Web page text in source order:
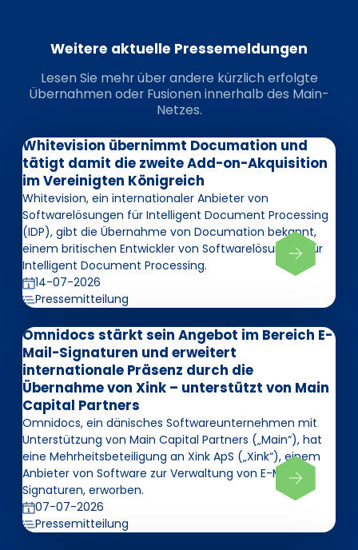
Weitere aktuelle Pressemeldungen
Lesen Sie mehr über andere kürzlich erfolgte
Übernahmen oder Fusionen innerhalb des Main-
Netzes.
Whitevision übernimmt Documation und
tätigt damit die zweite Add-on-Akquisition
im Vereinigten Königreich
Whitevision, ein internationaler Anbieter von
Softwarelösungen für Intelligent Document Processing
(IDP), gibt die Übernahme von Documation bekannt,
einem britischen Entwickler von Softwarelösungen für
Intelligent Document Processing.
14-07-2026
Pressemitteilung
Omnidocs stärkt sein Angebot im Bereich E-
Mail-Signaturen und erweitert
internationale Präsenz durch die
Übernahme von Xink – unterstützt von Main
Capital Partners
Omnidocs, ein dänisches Softwareunternehmen mit
Unterstützung von Main Capital Partners („Main“), hat
eine Mehrheitsbeteiligung an Xink ApS („Xink“), einem
Anbieter von Software zur Verwaltung von E-Mail-
Signaturen, erworben.
07-07-2026
Pressemitteilung